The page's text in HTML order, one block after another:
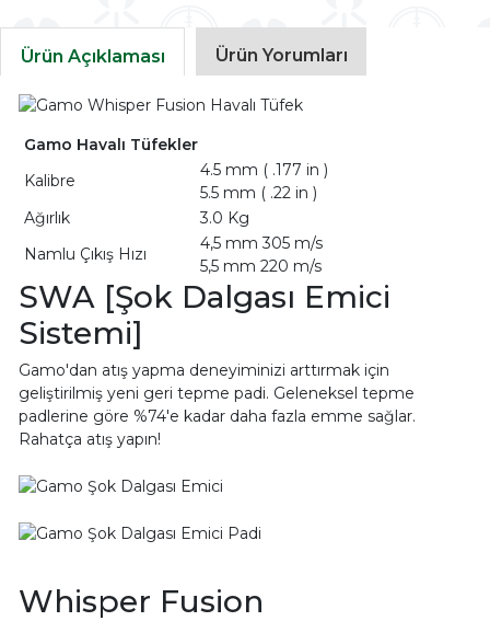
Ürün Açıklaması Ürün Yorumları
Gamo Havalı Tüfekler
Kalibre
4.5 mm ( .177 in )
5.5 mm ( .22 in )
Ağırlık
3.0 Kg
Namlu Çıkış Hızı
4,5 mm 305 m/s
5,5 mm 220 m/s
SWA [Şok Dalgası Emici
Sistemi]
Gamo'dan atış yapma deneyiminizi arttırmak için
geliştirilmiş yeni geri tepme padi. Geleneksel tepme
padlerine göre %74'e kadar daha fazla emme sağlar.
Rahatça atış yapın!
Whisper Fusion